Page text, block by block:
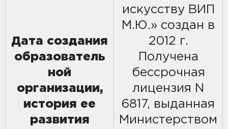
Дата создания
образователь
ной
организации,
история ее
развития
искусству ВИП
М.Ю.» создан в
2012 г.
Получена
бессрочная
лицензия N
6817, выданная
Министерством